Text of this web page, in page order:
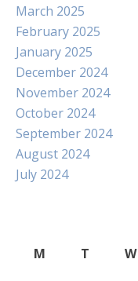
March 2025
February 2025
January 2025
December 2024
November 2024
October 2024
September 2024
August 2024
July 2024
M
T W